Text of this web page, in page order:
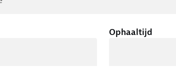
Ophaaltijd